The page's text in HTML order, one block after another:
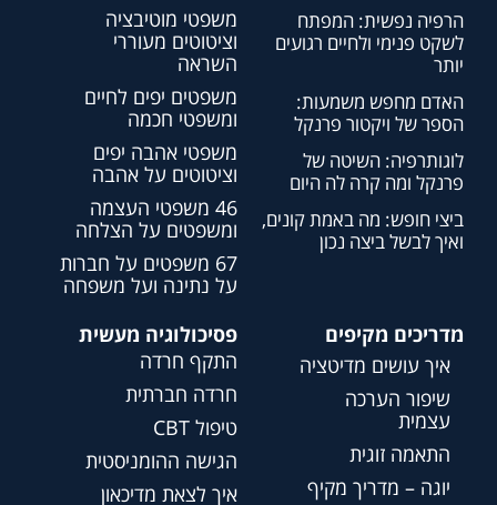
הרפיה נפשית: המפתח
לשקט פנימי ולחיים רגועים
יותר
האדם מחפש משמעות:
הספר של ויקטור פרנקל
לוגותרפיה: השיטה של
פרנקל ומה קרה לה היום
ביצי חופש: מה באמת קונים,
ואיך לבשל ביצה נכון
משפטי מוטיבציה
וציטוטים מעוררי
השראה
משפטים יפים לחיים
ומשפטי חכמה
משפטי אהבה יפים
וציטוטים על אהבה
46 משפטי העצמה
ומשפטים על הצלחה
67 משפטים על חברות
על נתינה ועל משפחה
מדריכים מקיפים
איך עושים מדיטציה
שיפור הערכה
עצמית
התאמה זוגית
יוגה – מדריך מקיף
פסיכולוגיה מעשית
התקף חרדה
חרדה חברתית
טיפול CBT
הגישה ההומניסטית
איך לצאת מדיכאון